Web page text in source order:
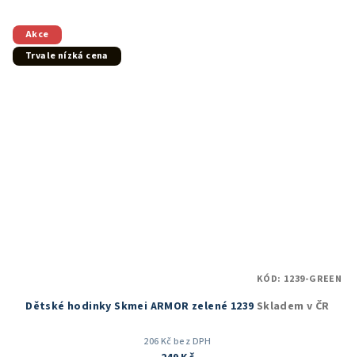
Akce
Trvale nízká cena
Dětské hodinky Skmei ARMOR zelené 1239 Skladem v ČR
206 Kč bez DPH
KÓD: 1239-GREEN